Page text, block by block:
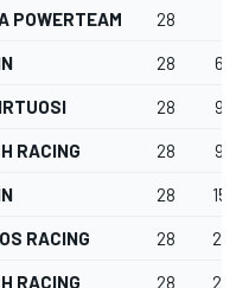
POWERTEAM 28
28
28
RACING 28
28
RACING 28
RACING 28